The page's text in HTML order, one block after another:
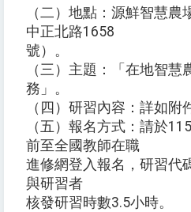
（二）地點：源鮮智慧農
中正北路1658
號）。
（三）主題：「在地智慧
務」。
（四）研習內容：詳如附
（五）報名方式：請於
前至全國教師在職
進修網登入報名，研習代
與研習者
核發研習時數3.5小時。